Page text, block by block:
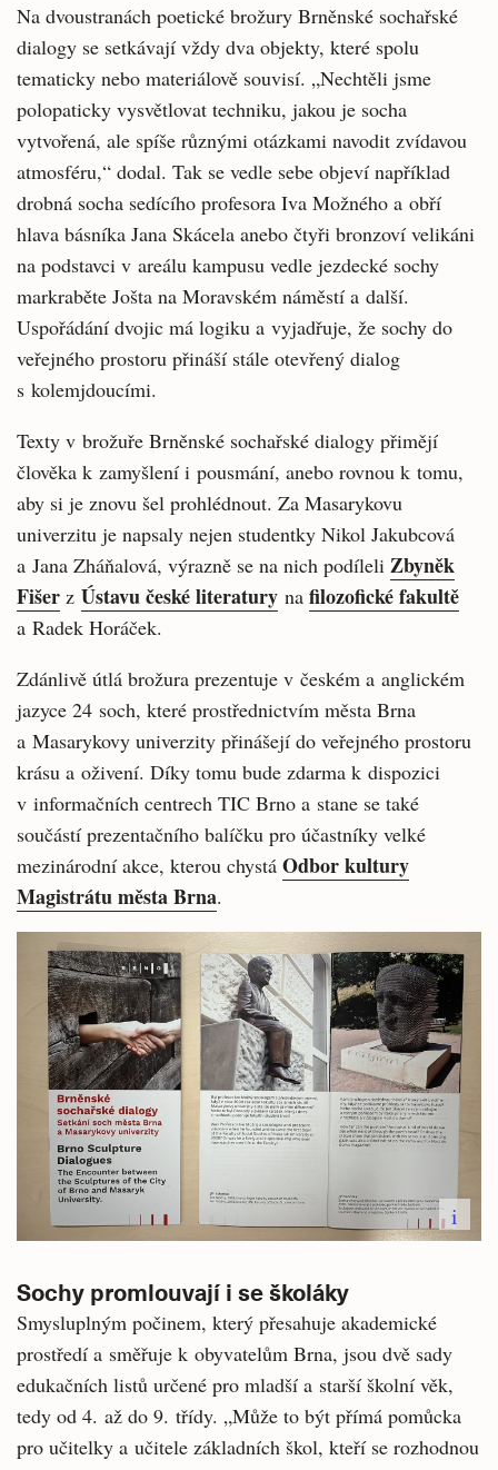
Na dvoustranách poetické brožury Brněnské sochařské
dialogy se setkávají vždy dva objekty, které spolu
tematicky nebo materiálově souvisí. „Nechtěli jsme
polopaticky vysvětlovat techniku, jakou je socha
vytvořená, ale spíše různými otázkami navodit zvídavou
atmosféru,“ dodal. Tak se vedle sebe objeví například
drobná socha sedícího profesora Iva Možného a obří
hlava básníka Jana Skácela anebo čtyři bronzoví velikáni
na podstavci v areálu kampusu vedle jezdecké sochy
markraběte Jošta na Moravském náměstí a další.
Uspořádání dvojic má logiku a vyjadřuje, že sochy do
veřejného prostoru přináší stále otevřený dialog
s kolemjdoucími.
Texty v brožuře Brněnské sochařské dialogy přimějí
člověka k zamyšlení i pousmání, anebo rovnou k tomu,
aby si je znovu šel prohlédnout. Za Masarykovu
univerzitu je napsaly nejen studentky Nikol Jakubcová
a Jana Zháňalová, výrazně se na nich podíleli Zbyněk
Fišer z Ústavu české literatury na filozofické fakultě
a Radek Horáček.
Zdánlivě útlá brožura prezentuje v českém a anglickém
jazyce 24 soch, které prostřednictvím města Brna
a Masarykovy univerzity přinášejí do veřejného prostoru
krásu a oživení. Díky tomu bude zdarma k dispozici
v informačních centrech TIC Brno a stane se také
součástí prezentačního balíčku pro účastníky velké
mezinárodní akce, kterou chystá Odbor kultury
Magistrátu města Brna.
i
Sochy promlouvají i se školáky
Smysluplným počinem, který přesahuje akademické
prostředí a směřuje k obyvatelům Brna, jsou dvě sady
edukačních listů určené pro mladší a starší školní věk,
tedy od 4. až do 9. třídy. „Může to být přímá pomůcka
pro učitelky a učitele základních škol, kteří se rozhodnou